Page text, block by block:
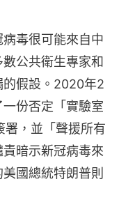
毒很可能來自中
公共衛生專家和
的假設。2020年2
份否定「實驗室
署，並「聲援所有
暗示新冠病毒來
國總統特朗普則